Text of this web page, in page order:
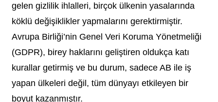
gelen gizlilik ihlalleri, birçok ülkenin yasalarında
köklü değişiklikler yapmalarını gerektirmiştir.
Avrupa Birliği’nin Genel Veri Koruma Yönetmeliği
(GDPR), birey haklarını geliştiren oldukça katı
kurallar getirmiş ve bu durum, sadece AB ile iş
yapan ülkeleri değil, tüm dünyayı etkileyen bir
boyut kazanmıştır.